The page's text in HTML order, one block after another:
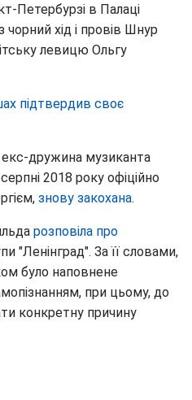
Петербурзі в Палаці
хід і провів Шнур
левицю Ольгу
підтвердив своє
екс-дружина музиканта
2018 року офіційно
знову закохана.
розповіла про
"Ленінград". За її словами,
було наповнене
при цьому, до
конкретну причину